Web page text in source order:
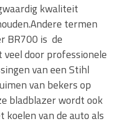
kwaliteit
termen
BR700 is de
door professionele
van een Stihl
van bekers op
bladblazer wordt ook
van de auto als